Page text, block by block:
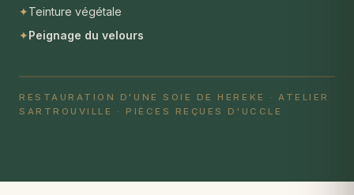
✦Teinture végétale
✦Peignage du velours
RESTAURATION D'UNE SOIE DE HEREKE · ATELIER
SARTROUVILLE · PIÈCES REÇUES D'UCCLE